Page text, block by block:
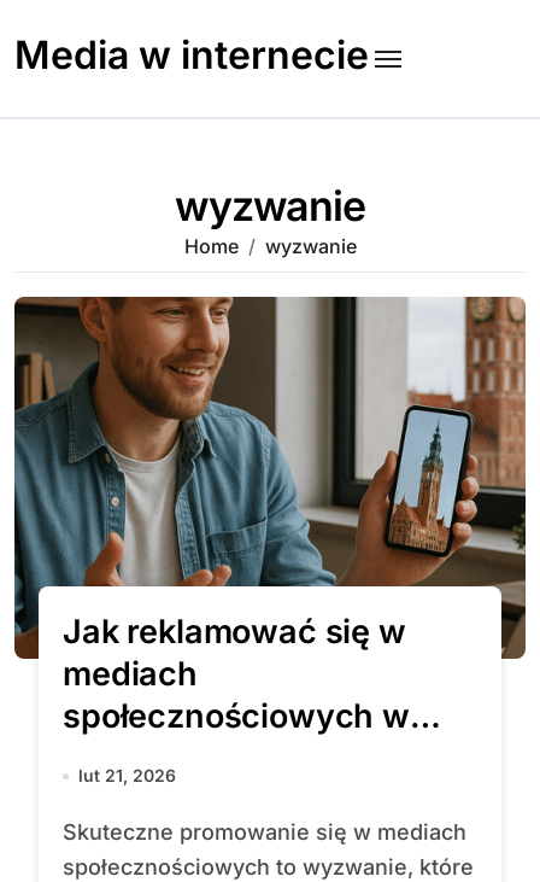
content
Media w internecie
wyzwanie
Home wyzwanie
Jak reklamować się w
mediach
społecznościowych w
Gdańsku
lut 21, 2026
Skuteczne promowanie się w mediach
społecznościowych to wyzwanie, które